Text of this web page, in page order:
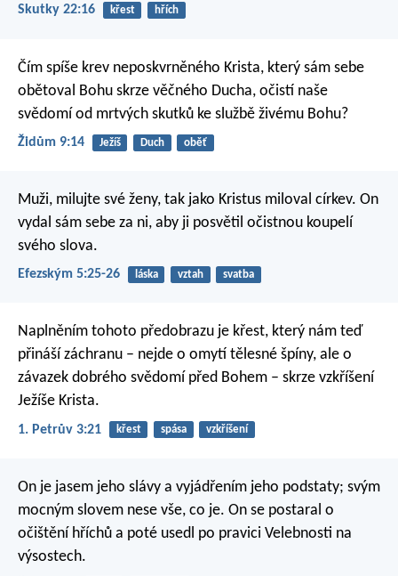
Skutky 22:16 křest hřích
Čím spíše krev neposkvrněného Krista, který sám sebe
obětoval Bohu skrze věčného Ducha, očistí naše
svědomí od mrtvých skutků ke službě živému Bohu?
Židům 9:14 Ježíš Duch oběť
Muži, milujte své ženy, tak jako Kristus miloval církev. On
vydal sám sebe za ni, aby ji posvětil očistnou koupelí
svého slova.
Efezským 5:25-26 láska vztah svatba
Naplněním tohoto předobrazu je křest, který nám teď
přináší záchranu – nejde o omytí tělesné špíny, ale o
závazek dobrého svědomí před Bohem – skrze vzkříšení
Ježíše Krista.
1. Petrův 3:21 křest spása vzkříšení
On je jasem jeho slávy a vyjádřením jeho podstaty; svým
mocným slovem nese vše, co je. On se postaral o
očištění hříchů a poté usedl po pravici Velebnosti na
výsostech.